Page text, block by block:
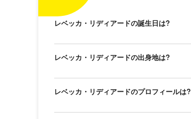
レベッカ・リディアードの誕生日は?
レベッカ・リディアードの出身地は?
レベッカ・リディアードのプロフィールは?